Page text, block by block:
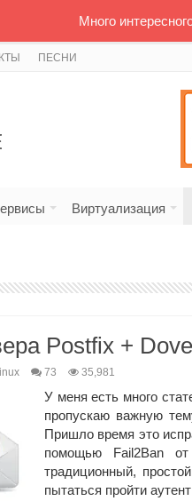
ПЕСНИ
Виртуализация
Postfix +
73 35,981
У меня есть много
пропускаю важную
Пришло время это
помощью Fail2Ban
традиционный,
пытаться пройти
Много